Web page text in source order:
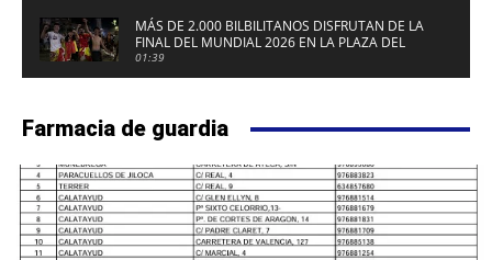
MÁS DE 2.000 BILBILITANOS DISFRUTAN DE LA
FINAL DEL MUNDIAL 2026 EN LA PLAZA DEL
FUERTE DE CALATAYUD
01:39
Farmacia de guardia